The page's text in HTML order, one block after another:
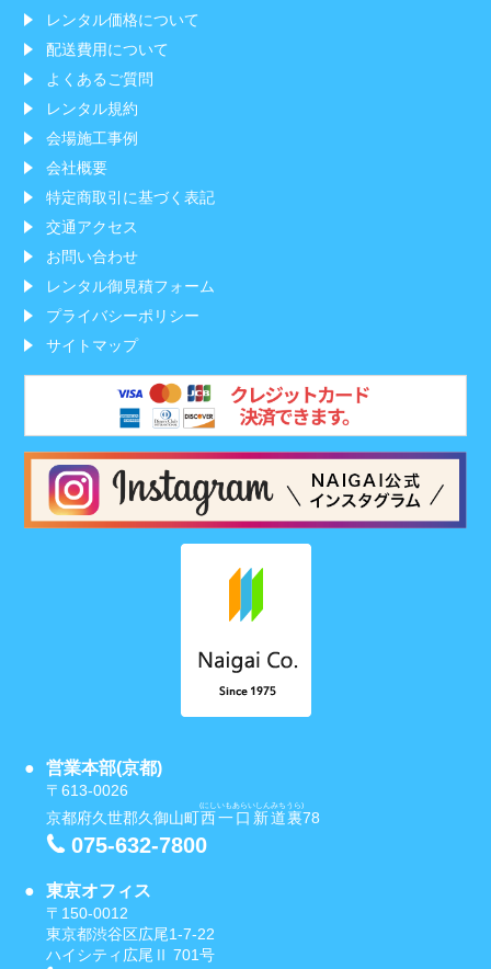
レンタル価格について
配送費用について
よくあるご質問
レンタル規約
会場施工事例
会社概要
特定商取引に基づく表記
交通アクセス
お問い合わせ
レンタル御見積フォーム
プライバシーポリシー
サイトマップ
営業本部(京都)
〒613-0026
京都府久世郡久御山町西一口新道裏
(にしいもあらいしんみちうら)
78
075-632-7800
東京オフィス
〒150-0012
東京都渋谷区広尾1-7-22
ハイシティ広尾Ⅱ 701号